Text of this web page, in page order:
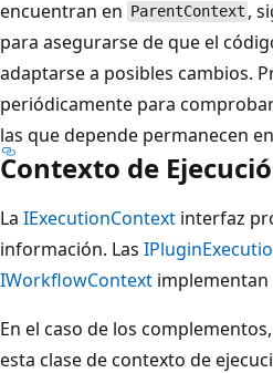
encuentran en ParentContext ,
para asegurarse de que el
adaptarse a posibles cambios.
periódicamente para
las que depende permanecen
Contexto de
La IExecutionContext interfaz
información. Las
IWorkflowContext
En el caso de los
esta clase de contexto de